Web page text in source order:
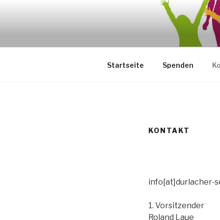
Hier entsteht die neue
Startseite Spenden
KONTAKT
info[at]durlacher-
1. Vorsitzender
Roland Laue